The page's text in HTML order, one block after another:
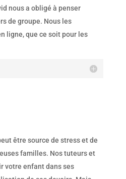
nous a obligé à penser
de groupe. Nous les
ligne, que ce soit pour les
être source de stress et de
familles. Nos tuteurs et
votre enfant dans ses